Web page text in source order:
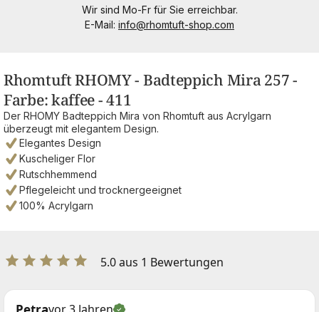
Wir sind Mo-Fr für Sie erreichbar.
E-Mail: info@rhomtuft-shop.com
Rhomtuft RHOMY - Badteppich Mira 257 -
Farbe: kaffee - 411
Der RHOMY Badteppich Mira von Rhomtuft aus Acrylgarn
überzeugt mit elegantem Design.
Elegantes Design
Kuscheliger Flor
Rutschhemmend
Pflegeleicht und trocknergeeignet
100% Acrylgarn
5.0 aus 1 Bewertungen